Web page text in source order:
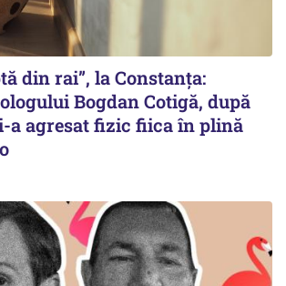
din rai”, la Constanța:
Bogdan Cotigă, după
a agresat fizic fiica în plină